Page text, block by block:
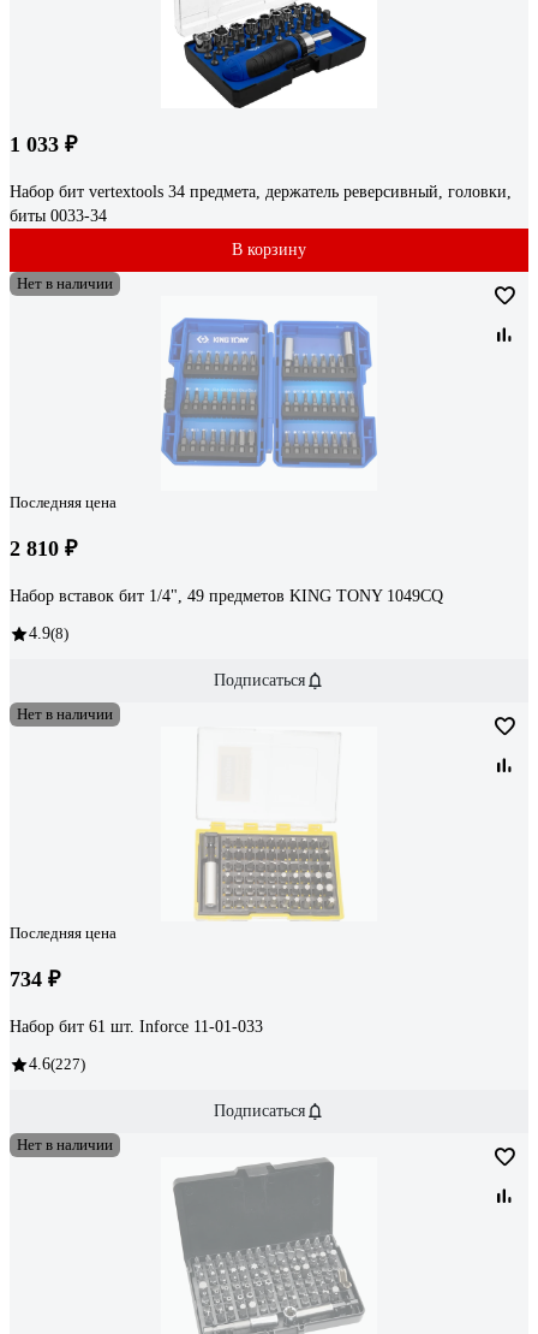
1 033 ₽
Набор бит vertextools 34 предмета, держатель реверсивный, головки,
биты 0033-34
В корзину
Нет в наличии
Последняя цена
2 810 ₽
Набор вставок бит 1/4", 49 предметов KING TONY 1049CQ
4.9(8)
Подписаться
Нет в наличии
Последняя цена
734 ₽
Набор бит 61 шт. Inforce 11-01-033
4.6(227)
Подписаться
Нет в наличии